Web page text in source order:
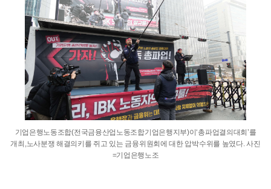
기업은행노동조합(전국금융산업노동조합기업은행지부)이‘총파업결의대회’를
개최,노사분쟁 해결의키를 쥐고 있는 금융위원회에 대한 압박수위를 높였다. 사진
=기업은행노조